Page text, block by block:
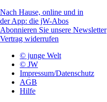
Nach Hause, online und in
der App: die jW-Abos
Abonnieren Sie unsere Newsletter
Vertrag widerrufen
© junge Welt
© JW
Impressum/Datenschutz
AGB
Hilfe